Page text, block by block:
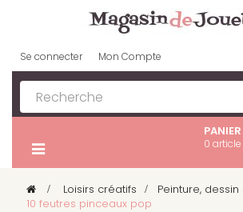
Se connecter Mon Compte
PANIER
0
> Loisirs créatifs > Peinture,
10 feutres pinceaux pop